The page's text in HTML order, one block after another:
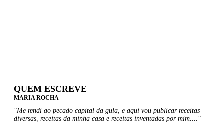
QUEM ESCREVE
MARIA ROCHA
"Me rendi ao pecado capital da gula, e aqui vou publicar receitas
diversas, receitas da minha casa e receitas inventadas por mim...."